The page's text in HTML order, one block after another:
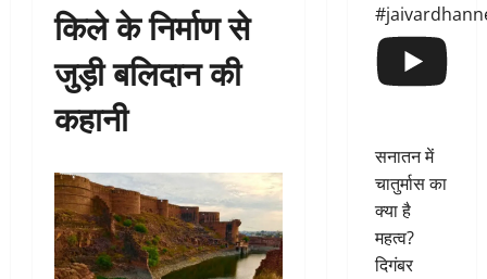
किले के निर्माण से
जुड़ी बलिदान की
कहानी
सनातन में
चातुर्मास का
क्या है
महत्व?
दिगंबर